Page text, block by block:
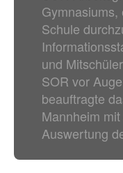
Schule
und
SOR vor
beauftragte
Mannheim
Auswertung